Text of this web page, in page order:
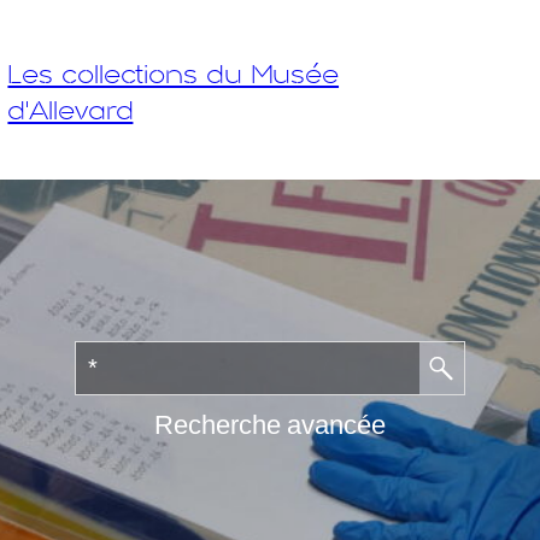
Les collections du Musée
d'Allevard
Recherche avancée